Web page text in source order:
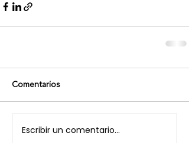
Comentarios
Escribir un comentario...